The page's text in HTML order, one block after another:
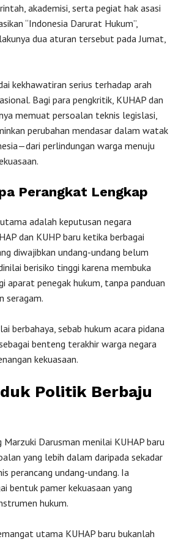
akademisi, serta pegiat hak asasi
“Indonesia Darurat Hukum”,
dua aturan tersebut pada Jumat,
kekhawatiran serius terhadap arah
Bagi para pengkritik, KUHAP dan
memuat persoalan teknis legislasi,
perubahan mendasar dalam watak
perlindungan warga menuju
Perangkat Lengkap
adalah keputusan negara
dan KUHP baru ketika berbagai
diwajibkan undang-undang belum
berisiko tinggi karena membuka
aparat penegak hukum, tanpa panduan
seragam.
berbahaya, sebab hukum acara pidana
benteng terakhir warga negara
kekuasaan.
Politik Berbaju
Marzuki Darusman menilai KUHAP baru
yang lebih dalam daripada sekadar
perancang undang-undang. Ia
bentuk pamer kekuasaan yang
hukum.
utama KUHAP baru bukanlah